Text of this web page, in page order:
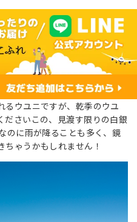
るウユニですが、乾季のウユ
ださいこの、見渡す限りの白銀
のに雨が降ることも多く、鏡
ゃうかもしれません！